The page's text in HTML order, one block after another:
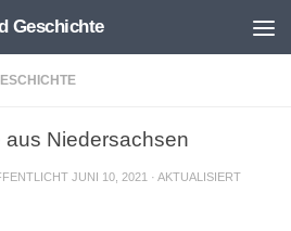
Geschichte
Niedersachsen
JUNI 10, 2021 · AKTUALISIERT